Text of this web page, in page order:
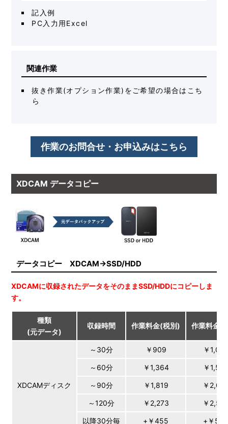
記入例
PC入力用Excel
関連作業
抜き作業(オプション作業)をご希望の場合はこち
ら
作業のお問合せ・お申込みはこちら
XDCAM データコピー
データコピー XDCAM→SSD/HDD
XDCAMに収録されたデータをそのままSSD/HDDにコピーしま
す。
種類
(元データ)
収録時間 作業料金(税別) 作業料金(
XDCAMディスク
～30分 ￥909 ￥
～60分 ￥1,364 ￥
～90分 ￥1,819 ￥
～120分 ￥2,273 ￥
以降30分毎 +￥455 +￥